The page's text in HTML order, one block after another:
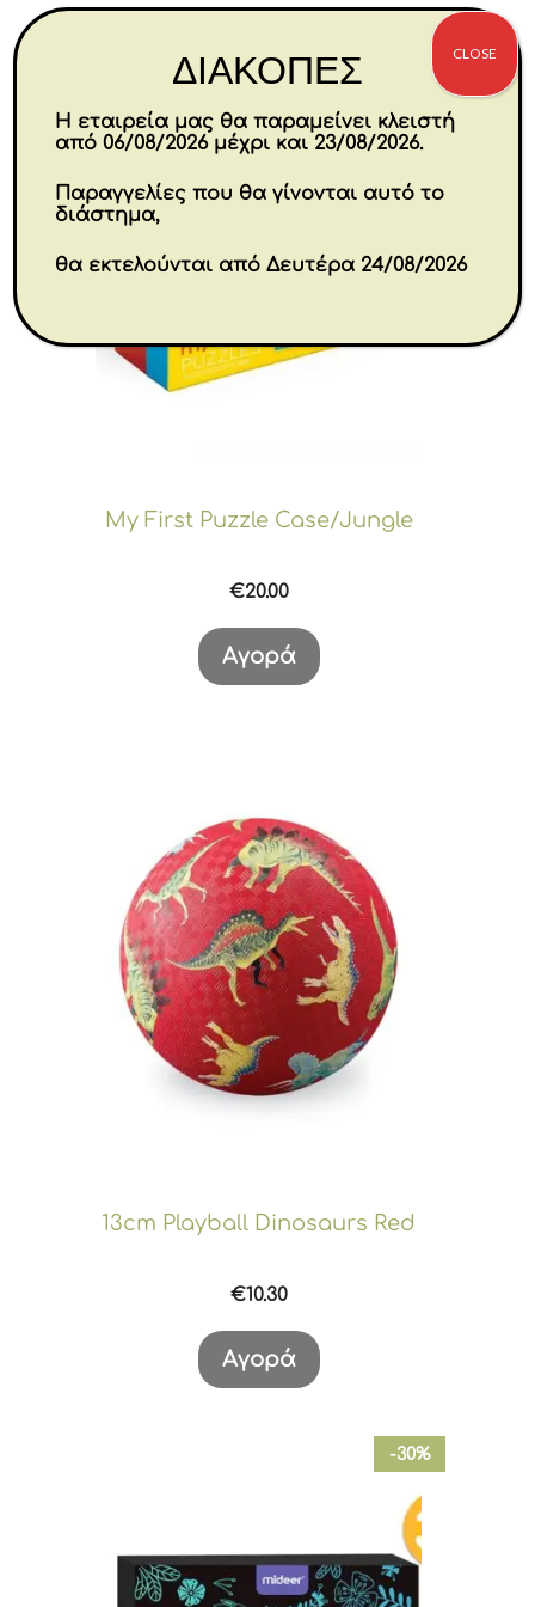
My First Puzzle Case/Jungle
€20.00
Αγορά
13cm Playball Dinosaurs Red
€10.30
Αγορά
-30%
ΔΙΑΚΟΠΕΣ
Η εταιρεία μας θα παραμείνει κλειστή
από 06/08/2026 μέχρι και 23/08/2026.
Παραγγελίες που θα γίνονται αυτό το
διάστημα,
θα εκτελούνται από Δευτέρα 24/08/2026
CLOSE